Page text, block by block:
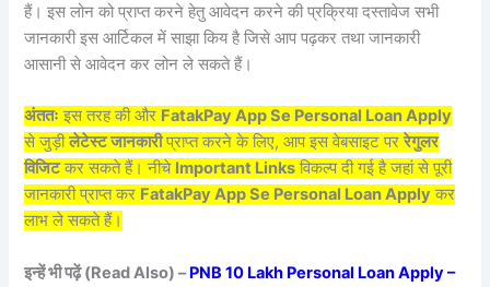
हैं। इस लोन को प्राप्त करने हेतु आवेदन करने की प्रक्रिया दस्तावेज सभी
जानकारी इस आर्टिकल में साझा किय है जिसे आप पढ़कर तथा जानकारी
आसानी से आवेदन कर लोन ले सकते हैं।
अंततः इस तरह की और FatakPay App Se Personal Loan Apply
से जुड़ीलेटेस्ट जानकारीप्राप्त करने के लिए, आप इस वेबसाइट पररेगुलर
विजिटकर सकते हैं। नीचे Important Links विकल्प दी गई है जहां से पूरी
जानकारी प्राप्त कर FatakPay App Se Personal Loan Apply कर
लाभ ले सकते हैं।
इन्हें भी पढ़ें (Read Also) –PNB 10 Lakh Personal Loan Apply –